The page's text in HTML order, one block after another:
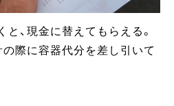
、現金に替えてもらえる。
の際に容器代分を差し引いて